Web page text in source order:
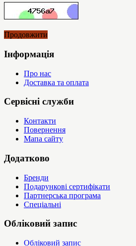
Продовжити
Інформація
Про нас
Доставка та оплата
Сервісні служби
Контакти
Повернення
Мапа сайту
Додатково
Бренди
Подарункові сертифікати
Партнерська програма
Спеціальні
Обліковий запис
Обліковий запис